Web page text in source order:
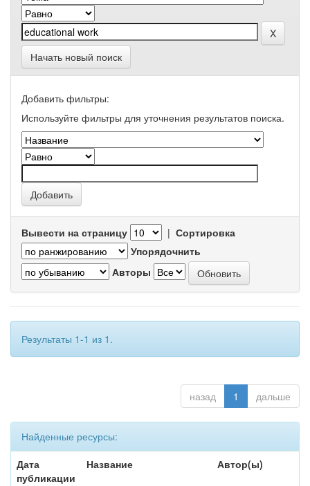
Начать новый поиск
Добавить фильтры:
Используйте фильтры для уточнения результатов поиска.
Вывести на страницу | Сортировка
Упорядочнить
Авторы
Результаты 1-1 из 1.
назад 1 дальше
Найденные ресурсы:
Дата
публикации
Название Автор(ы)